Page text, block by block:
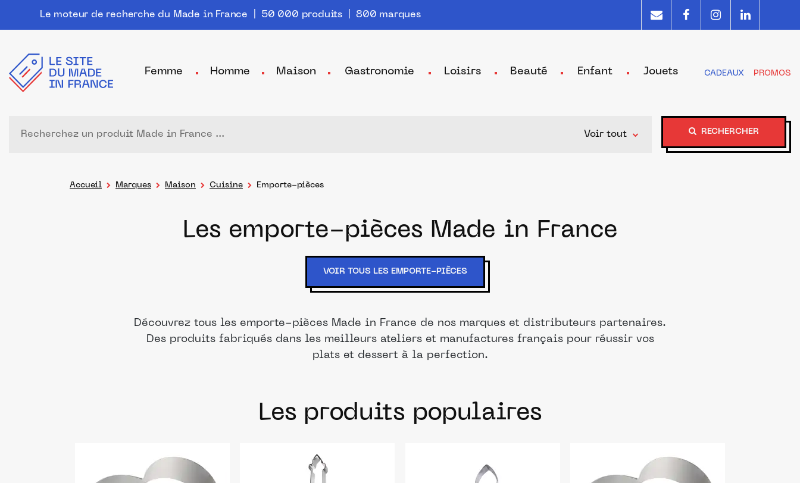
Le moteur de recherche du Made in France | 50 000 produits | 800 marques
Femme Homme Maison Gastronomie Loisirs Beauté Enfant Jouets CADEAUX PROMOS
Voir tout RECHERCHER
Accueil Marques Maison Cuisine Emporte-pièces
Les emporte-pièces Made in France
VOIR TOUS LES EMPORTE-PIÈCES
Découvrez tous les emporte-pièces Made in France de nos marques et distributeurs partenaires.
Des produits fabriqués dans les meilleurs ateliers et manufactures français pour réussir vos
plats et dessert à la perfection.
Les produits populaires